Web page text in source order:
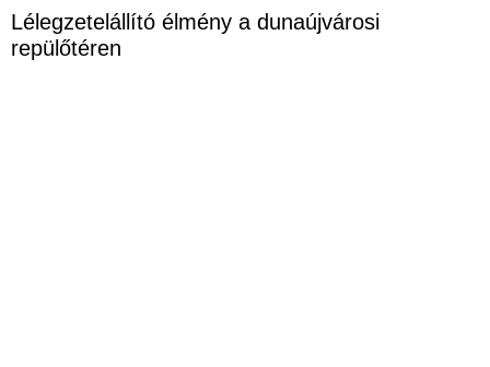
Lélegzetelállító élmény a dunaújvárosi
repülőtéren